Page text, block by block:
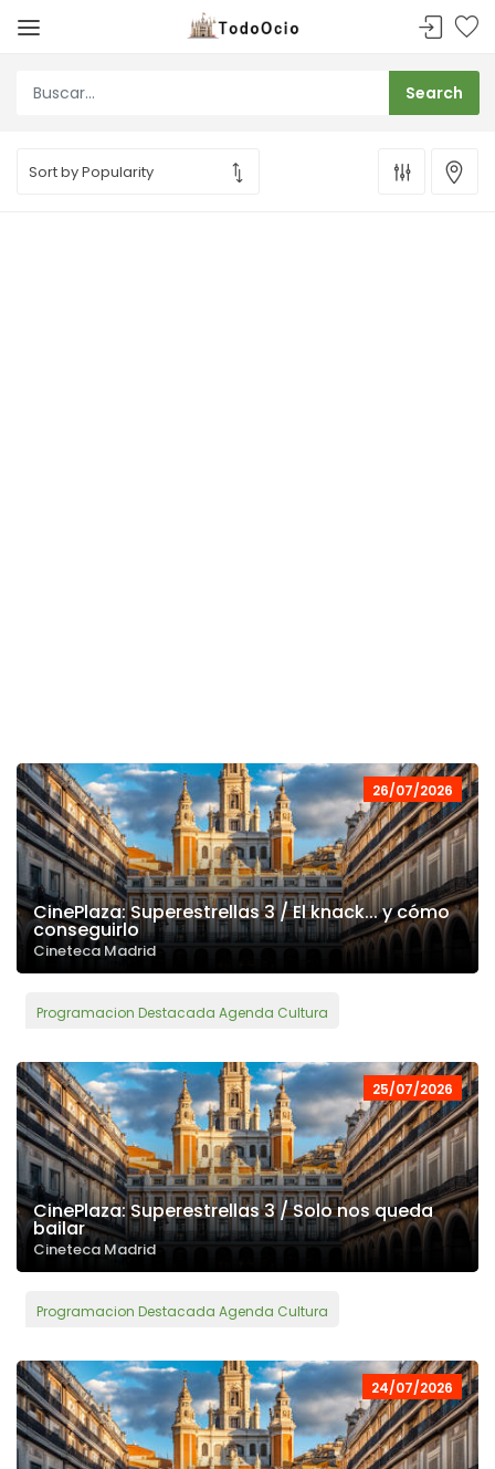
26/07/2026
CinePlaza: Superestrellas 3 / El knack... y cómo
conseguirlo
Cineteca Madrid
Programacion Destacada Agenda Cultura
25/07/2026
CinePlaza: Superestrellas 3 / Solo nos queda
bailar
Cineteca Madrid
Programacion Destacada Agenda Cultura
24/07/2026